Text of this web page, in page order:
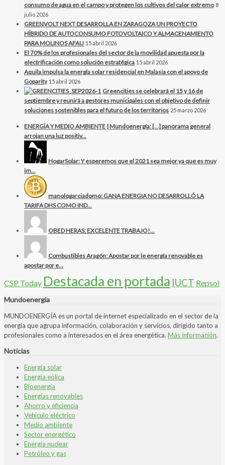
consumo de agua en el campo y protegen los cultivos del calor extremo 8
julio 2026
GREENVOLT NEXT DESARROLLA EN ZARAGOZA UN PROYECTO
HÍBRIDO DE AUTOCONSUMO FOTOVOLTAICO Y ALMACENAMIENTO
PARA MOLINOS AFAU 15 abril 2026
El 70% de los profesionales del sector de la movilidad apuesta por la
electrificación como solución estratégica 15 abril 2026
Aquila impulsa la energía solar residencial en Malasia con el apoyo de
Goparity 15 abril 2026
Greencities se celebrará el 15 y 16 de
septiembre y reunirá a gestores municipales con el objetivo de definir
soluciones sostenibles para el futuro de los territorios 25 marzo 2026
ENERGÍA Y MEDIO AMBIENTE | Mundoenergía: […] panorama general
arrojan una luz positiv...
HogarSolar: Y esperemos que el 2021 sea mejor ya que es muy
im...
manologarciadomo: GANA ENERGIA NO DESARROLLÓ LA
TARIFA DHS COMO IND...
OBED HERAS: EXCELENTE TRABAJO!...
Combustibles Aragón: Apostar por le energía renovable es
apostar por e...
CSP Today Destacada en portada IUCT Repsol
Mundoenergia
MUNDOENERGÍA es un portal de internet especializado en el sector de la
energía que agrupa información, colaboración y servicios, dirigido tanto a
profesionales como a interesados en el área energética. Más información.
Noticias
Energía solar
Energía eólica
Bioenergía
Energías renovables
Ahorro y eficiencia
Vehículo eléctrico
Medio ambiente
Sector energético
Energía nuclear
Petróleo y gas